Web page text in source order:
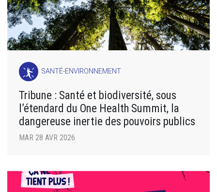
SANTÉ-ENVIRONNEMENT
Tribune : Santé et biodiversité, sous
l’étendard du One Health Summit, la
dangereuse inertie des pouvoirs publics
MAR 28 AVR 2026